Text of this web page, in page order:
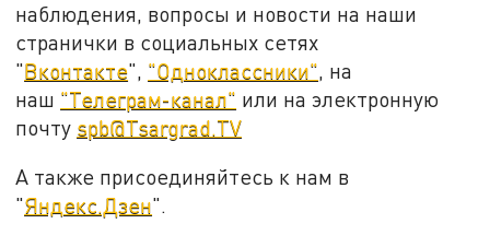
наблюдения, вопросы и новости на наши
странички в социальных сетях
"Вконтакте", "Одноклассники", на
наш "Телеграм-канал" или на электронную
почту spb@Tsargrad.TV
А также присоединяйтесь к нам в
"Яндекс.Дзен".